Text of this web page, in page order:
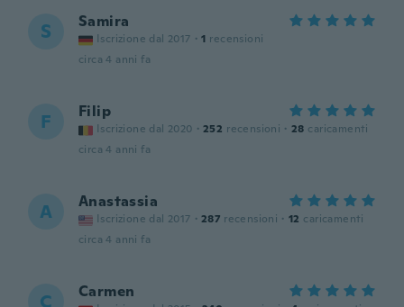
S Samira
Iscrizione dal 2017 · 1 recensioni
circa 4 anni fa
F Filip
Iscrizione dal 2020 · 252 recensioni · 28 caricamenti
circa 4 anni fa
A Anastassia
Iscrizione dal 2017 · 287 recensioni · 12 caricamenti
circa 4 anni fa
C Carmen